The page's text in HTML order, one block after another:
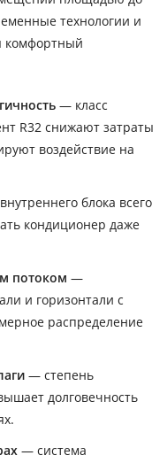
технологии и
комфортный
— класс
R32 снижают затраты
воздействие на
блока всего
кондиционер даже
потоком —
и горизонтали с
распределение
— степень
долговечность
— система